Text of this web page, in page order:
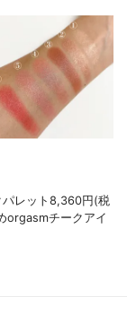
パレット8,360円(税
orgasmチークアイ